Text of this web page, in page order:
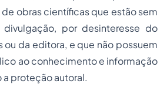
obras científicas que estão sem
divulgação, por desinteresse do
ou da editora, e que não possuem
ao conhecimento e informação
proteção autoral.